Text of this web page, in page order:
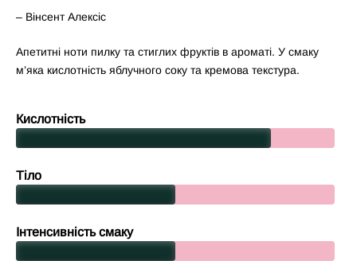
– Вінсент Алексіс
Апетитні ноти пилку та стиглих фруктів в ароматі. У смаку
м’яка кислотність яблучного соку та кремова текстура.
Кислотність
Тіло
Інтенсивність смаку